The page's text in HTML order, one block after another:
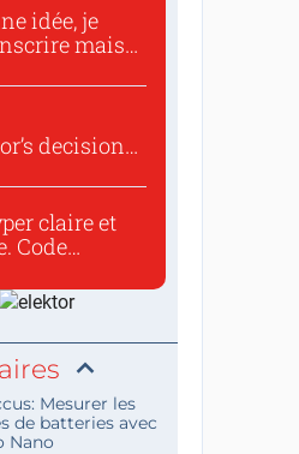
idée, je
mais
decision
claire et
Code
Mesurer les
de batteries avec
Nano